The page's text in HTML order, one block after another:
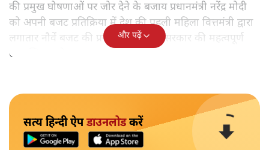
की प्रमुख घोषणाओं पर जोर देने के बजाय प्रधानमंत्री नरेंद्र मोदी
को अपनी बजट प्रतिक्रिया में देश की पहली महिला वित्तमंत्री द्वारा
लगातार नौवें बजट की प्रस्तुति को अपनी सरकार की महत्वपूर्ण
उपलब्धि बताने पर मजबूर होना पड़ा।
और पढ़ें
सत्य हिन्दी ऐपडाउनलोडकरें